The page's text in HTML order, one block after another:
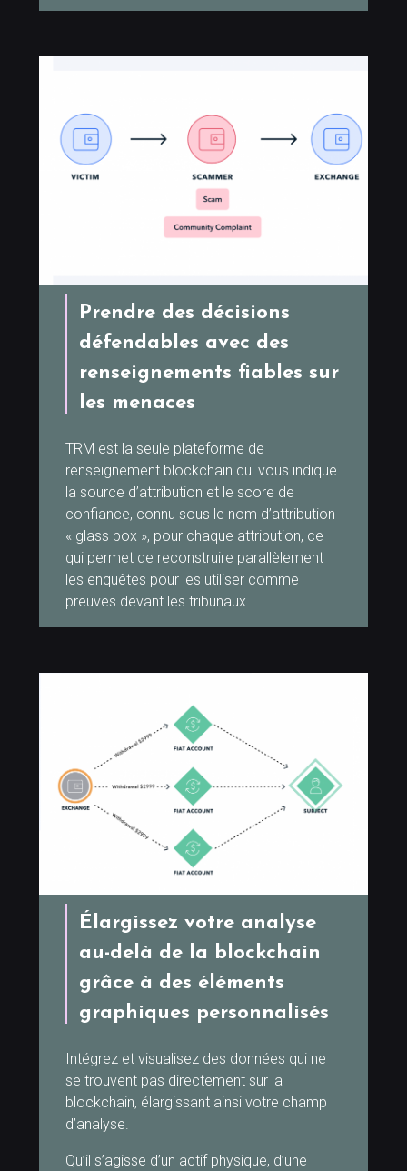
Prendre des décisions
défendables avec des
renseignements fiables sur
les menaces
TRM est la seule plateforme de
renseignement blockchain qui vous indique
la source d’attribution et le score de
confiance, connu sous le nom d’attribution
« glass box », pour chaque attribution, ce
qui permet de reconstruire parallèlement
les enquêtes pour les utiliser comme
preuves devant les tribunaux.
Élargissez votre analyse
au-delà de la blockchain
grâce à des éléments
graphiques personnalisés
Intégrez et visualisez des données qui ne
se trouvent pas directement sur la
blockchain, élargissant ainsi votre champ
d’analyse.
Qu’il s’agisse d’un actif physique, d’une